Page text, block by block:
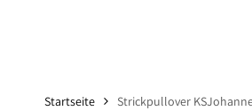
Startseite Strickpullover